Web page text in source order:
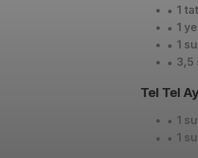
1
1
1
3,5
Tel Tel
1
1